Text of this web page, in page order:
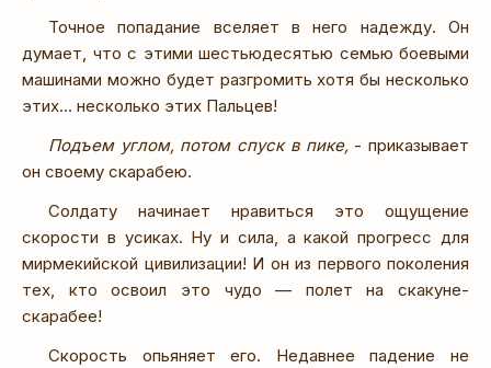
Точное попадание вселяет в него надежду. Он
думает, что с этими шестьюдесятью семью боевыми
машинами можно будет разгромить хотя бы несколько
этих… несколько этих Пальцев!
Подъем углом, потом спуск в пике,- приказывает
он своему скарабею.
Солдату начинает нравиться это ощущение
скорости в усиках. Ну и сила, а какой прогресс для
мирмекийской цивилизации! И он из первого поколения
тех, кто освоил это чудо — полет на скакуне-
скарабее!
Скорость опьяняет его. Недавнее падение не